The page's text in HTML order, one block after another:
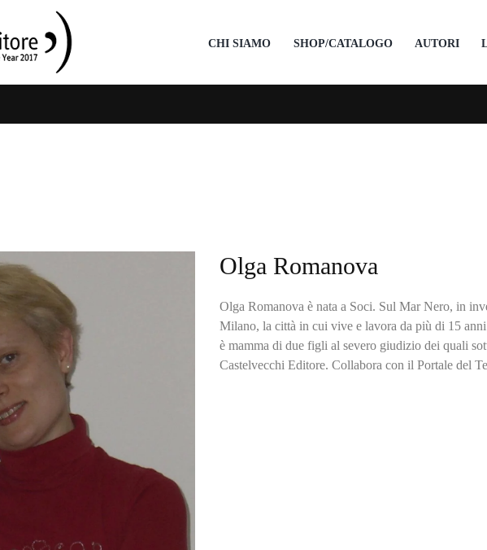
CHI SIAMO SHOP/CATALOGO AUTORI
Olga Romanova
Olga Romanova è nata a Soci. Sul Mar Nero, in
Milano, la città in cui vive e lavora da più di 15
è mamma di due figli al severo giudizio dei quali
Castelvecchi Editore. Collabora con il Portale del